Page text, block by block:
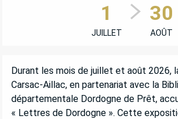
1
JUILLET
30
AOÛT
DESCRIPTION
Durant les mois de juillet et août 2026,
Carsac-Aillac, en partenariat avec la
départementale Dordogne de Prêt,
« Lettres de Dordogne ». Cette